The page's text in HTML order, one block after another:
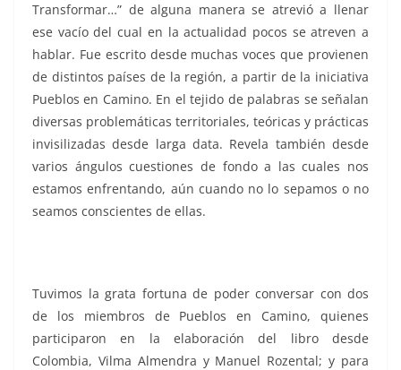
Transformar…” de alguna manera se atrevió a llenar
ese vacío del cual en la actualidad pocos se atreven a
hablar. Fue escrito desde muchas voces que provienen
de distintos países de la región, a partir de la iniciativa
Pueblos en Camino. En el tejido de palabras se señalan
diversas problemáticas territoriales, teóricas y prácticas
invisilizadas desde larga data. Revela también desde
varios ángulos cuestiones de fondo a las cuales nos
estamos enfrentando, aún cuando no lo sepamos o no
seamos conscientes de ellas.
Tuvimos la grata fortuna de poder conversar con dos
de los miembros de Pueblos en Camino, quienes
participaron en la elaboración del libro desde
Colombia, Vilma Almendra y Manuel Rozental; y para